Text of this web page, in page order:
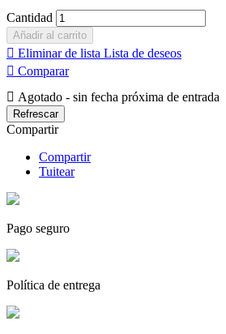
Cantidad
Añadir al carrito
 Eliminar de lista Lista de deseos
 Comparar
 Agotado - sin fecha próxima de entrada
Compartir
Compartir
Tuitear
Pago seguro
Política de entrega